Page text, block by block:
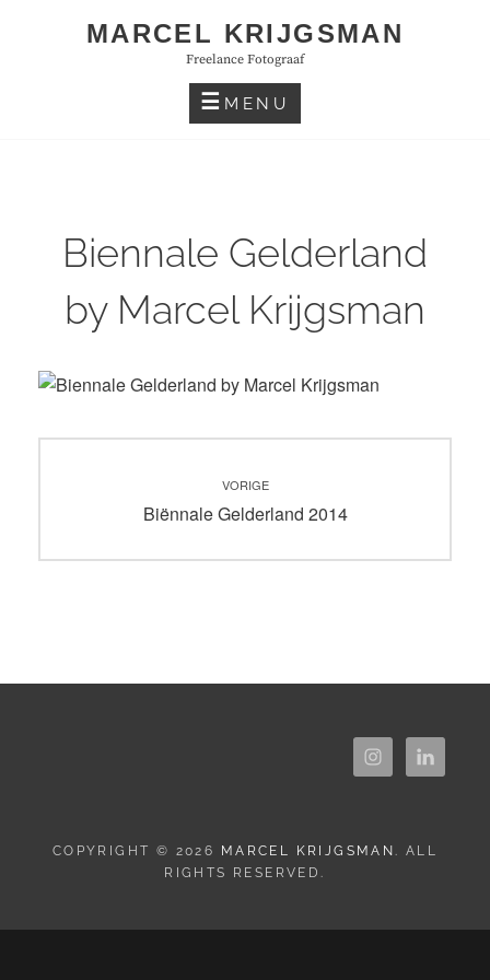
MARCEL KRIJGSMAN
Freelance Fotograaf
MENU
Biennale Gelderland
by Marcel Krijgsman
navigatie
VORIGE
Vorig
Biënnale Gelderland 2014
COPYRIGHT © 2026 MARCEL KRIJGSMAN. ALL
RIGHTS RESERVED.